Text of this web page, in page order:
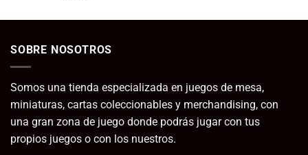
SOBRE NOSOTROS
Somos una tienda especializada en juegos de mesa,
miniaturas, cartas coleccionables y merchandising, con
una gran zona de juego donde podrás jugar con tus
propios juegos o con los nuestros.